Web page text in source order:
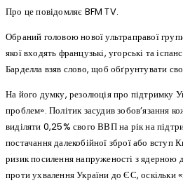
Про це повідомляє BFM TV.
Обраний головою нової ультраправої
якої входять французькі, угорські та
Барделла взяв слово, щоб обґрунтувати
На його думку, резолюція про підтримку
проблем». Політик засудив зобов’язання
виділяти 0,25% свого ВВП на рік на
постачання далекобійної зброї або
ризик посилення напруженості з
проти ухвалення України до ЄС, оскільки